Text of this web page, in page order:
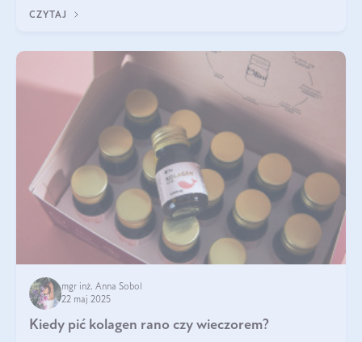
CZYTAJ
mgr inż. Anna Sobol
22 maj 2025
Kiedy pić kolagen rano czy wieczorem?